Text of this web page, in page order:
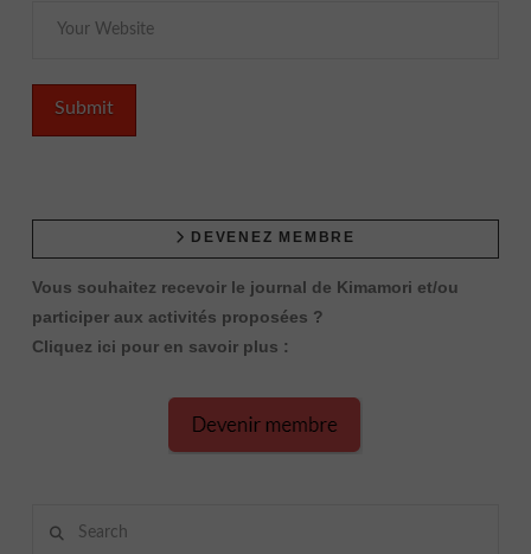
DEVENEZ MEMBRE
Vous souhaitez recevoir le journal de Kimamori et/ou
participer aux activités proposées ?
Cliquez ici pour en savoir plus :